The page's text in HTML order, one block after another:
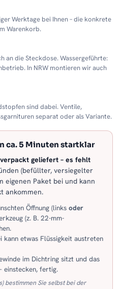
Werktage bei Ihnen – die konkrete
Warenkorb.
an die Steckdose. Wassergeführte:
In NRW montieren wir auch
sind dabei. Ventile,
separat oder als Variante.
ca. 5 Minuten startklar
geliefert – es fehlt
(befüllter, versiegelter
eigenen Paket bei und kann
ankommen.
Öffnung (links oder
(z. B. 22-mm-
kann etwas Flüssigkeit austreten
im Dichtring sitzt und das
einstecken, fertig.
bestimmen Sie selbst bei der